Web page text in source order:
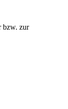
bzw. zur